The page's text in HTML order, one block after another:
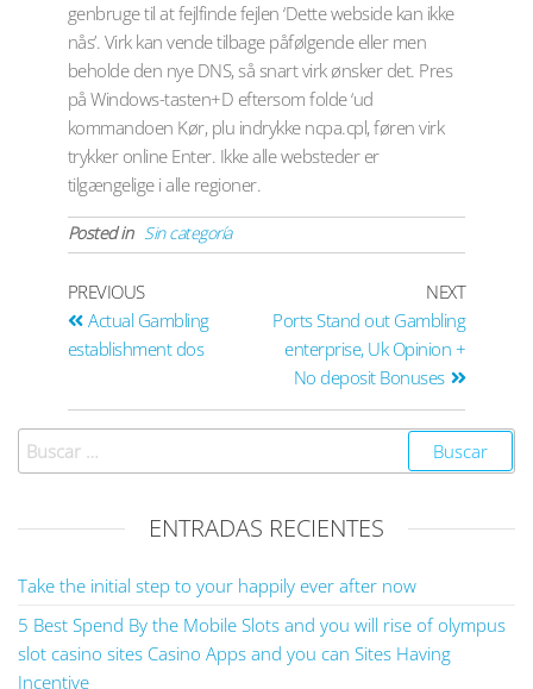
genbruge til at fejlfinde fejlen ‘Dette webside kan ikke
nås’. Virk kan vende tilbage påfølgende eller men
beholde den nye DNS, så snart virk ønsker det. Pres
på Windows-tasten+D eftersom folde ‘ud
kommandoen Kør, plu indrykke ncpa.cpl, føren virk
trykker online Enter. Ikke alle websteder er
tilgængelige i alle regioner.
Posted in Sin categoría
PREVIOUS
Actual Gambling
establishment dos
NEXT
Ports Stand out Gambling
enterprise, Uk Opinion +
No deposit Bonuses
ENTRADAS RECIENTES
Take the initial step to your happily ever after now
5 Best Spend By the Mobile Slots and you will rise of olympus
slot casino sites Casino Apps and you can Sites Having
Incentive